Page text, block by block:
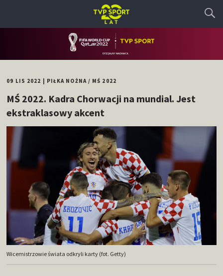
09 LIS 2022 PIŁKA NOŻNA/ MŚ 2022
MŚ 2022. Kadra Chorwacji na mundial. Jest
ekstraklasowy akcent
Wicemistrzowie świata odkryli karty (fot. Getty)